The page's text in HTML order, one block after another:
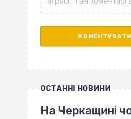
ОСТАННІ НОВИНИ
На Черкащині